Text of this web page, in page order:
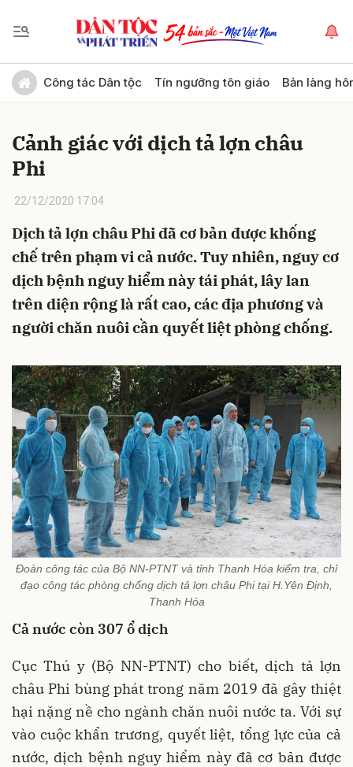
Công tác Dân tộc Tín ngưỡng tôn giáo Bản làng
Cảnh giác với dịch tả lợn châu
Phi
22/12/2020 17:04
Dịch tả lợn châu Phi đã cơ bản được khống
chế trên phạm vi cả nước. Tuy nhiên, nguy cơ
dịch bệnh nguy hiểm này tái phát, lây lan
trên diện rộng là rất cao, các địa phương và
người chăn nuôi cần quyết liệt phòng chống.
Đoàn công tác của Bộ NN-PTNT và tỉnh Thanh Hóa kiểm tra, chỉ
đạo công tác phòng chống dịch tả lợn châu Phi tại H.Yên Định,
Thanh Hóa
Cả nước còn 307 ổ dịch
Cục Thú y (Bộ NN-PTNT) cho biết, dịch tả lợn
châu Phi bùng phát trong năm 2019 đã gây thiệt
hại nặng nề cho ngành chăn nuôi nước ta. Với sự
vào cuộc khẩn trương, quyết liệt, tổng lực của cả
nước, dịch bệnh nguy hiểm này đã cơ bản được
Gửi bình luận
Hủy Gửi